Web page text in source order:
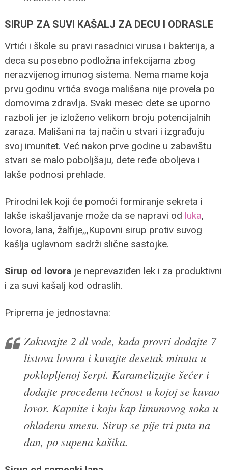
SIRUP ZA SUVI KAŠALJ ZA DECU I ODRASLE
Vrtići i škole su pravi rasadnici virusa i bakterija, a
deca su posebno podložna infekcijama zbog
nerazvijenog imunog sistema. Nema mame koja
prvu godinu vrtića svoga mališana nije provela po
domovima zdravlja. Svaki mesec dete se uporno
razboli jer je izloženo velikom broju potencijalnih
zaraza. Mališani na taj način u stvari i izgrađuju
svoj imunitet. Već nakon prve godine u zabavištu
stvari se malo poboljšaju, dete ređe oboljeva i
lakše podnosi prehlade.
Prirodni lek koji će pomoći formiranje sekreta i
lakše iskašljavanje može da se napravi od luka,
lovora, lana, žalfije,,,Kupovni sirup protiv suvog
kašlja uglavnom sadrži slične sastojke.
Sirup od lovoraje neprevaziđen lek i za produktivni
i za suvi kašalj kod odraslih.
Priprema je jednostavna:
Zakuvajte 2 dl vode, kada provri dodajte 7
listova lovora i kuvajte desetak minuta u
poklopljenoj šerpi. Karamelizujte šećer i
dodajte proceđenu tečnost u kojoj se kuvao
lovor. Kapnite i koju kap limunovog soka u
ohlađenu smesu. Sirup se pije tri puta na
dan, po supena kašika.